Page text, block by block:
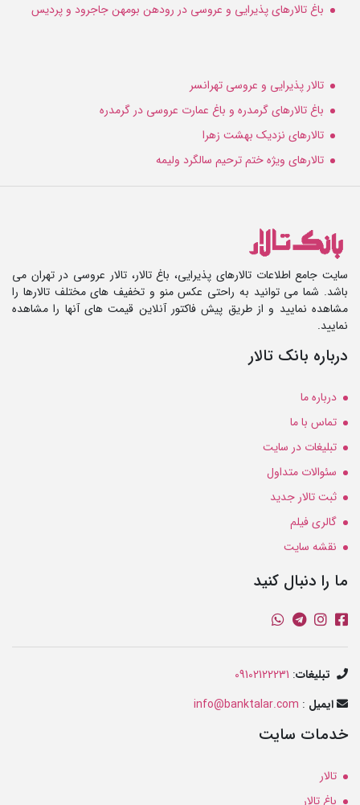
باغ تالارهای پذیرایی و عروسی در رودهن بومهن جاجرود و پردیس
تالار پذیرایی و عروسی تهرانسر
باغ تالارهای گرمدره و باغ عمارت عروسی در گرمدره
تالارهای نزدیک بهشت زهرا
تالارهای ویژه ختم ترحیم سالگرد ولیمه
سایت جامع اطلاعات تالارهای پذیرایی، باغ تالار، تالار عروسی در تهران می
باشد. شما می توانید به راحتی عکس منو و تخفیف های مختلف تالارها را
مشاهده نمایید و از طریق پیش فاکتور آنلاین قیمت های آنها را مشاهده
نمایید.
درباره بانک تالار
درباره ما
تماس با ما
تبلیغات در سایت
سئوالات متداول
ثبت تالار جدید
گالری فیلم
نقشه سایت
ما را دنبال کنید
تبلیغات:
09102122231
ایمیل :
info@banktalar.com
خدمات سایت
تالار
باغ تالار